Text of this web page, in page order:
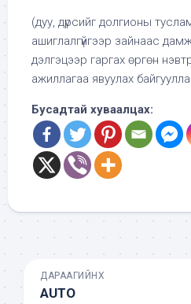
(дуу, дүрсийг долгионы
ашиглалгүйгээр зайнаас
дэлгэцээр гаргах өргөн
ажиллагаа явуулах
Бусадтай хуваалцах:
ДАРААГИЙНХ
AUTO